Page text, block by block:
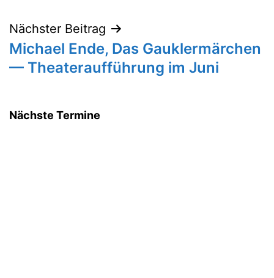
Nächster Beitrag
Michael Ende, Das Gauklermärchen
— Theateraufführung im Juni
Nächste Termine